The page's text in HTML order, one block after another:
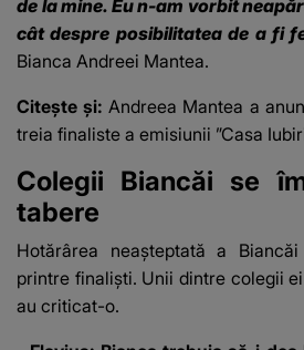
de la mine. Eu n-am vorbit
cât despre posibilitatea de a fi
Bianca Andreei Mantea.
Citește și:Andreea Mantea a
treia finaliste a emisiunii ”Casa
Colegii Biancăi se
tabere
Hotărârea neașteptată a
printre finaliști. Unii dintre colegii
au criticat-o.